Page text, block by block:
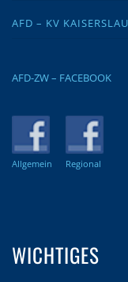
AFD – KV
AFD-ZW – FACEBOOK
Allgemein Regional
WICHTIGES